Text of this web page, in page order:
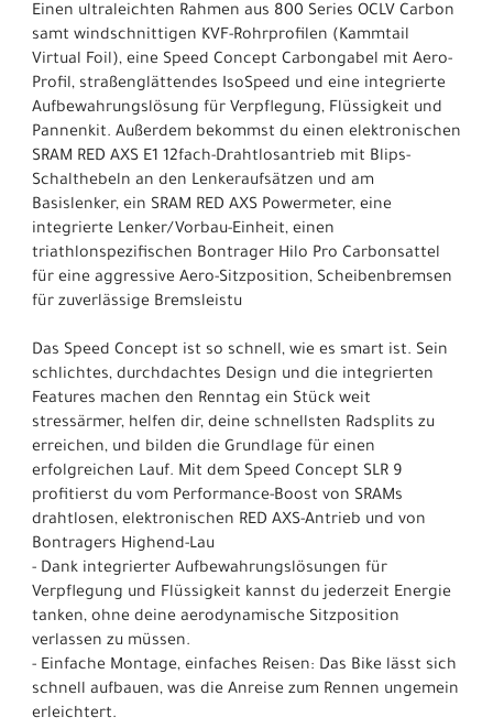
Einen ultraleichten Rahmen aus 800 Series OCLV Carbon
samt windschnittigen KVF-Rohrprofilen (Kammtail
Virtual Foil), eine Speed Concept Carbongabel mit Aero-
Profil, straßenglättendes IsoSpeed und eine integrierte
Aufbewahrungslösung für Verpflegung, Flüssigkeit und
Pannenkit. Außerdem bekommst du einen elektronischen
SRAM RED AXS E1 12fach-Drahtlosantrieb mit Blips-
Schalthebeln an den Lenkeraufsätzen und am
Basislenker, ein SRAM RED AXS Powermeter, eine
integrierte Lenker/Vorbau-Einheit, einen
triathlonspezifischen Bontrager Hilo Pro Carbonsattel
für eine aggressive Aero-Sitzposition, Scheibenbremsen
für zuverlässige Bremsleistu
Das Speed Concept ist so schnell, wie es smart ist. Sein
schlichtes, durchdachtes Design und die integrierten
Features machen den Renntag ein Stück weit
stressärmer, helfen dir, deine schnellsten Radsplits zu
erreichen, und bilden die Grundlage für einen
erfolgreichen Lauf. Mit dem Speed Concept SLR 9
profitierst du vom Performance-Boost von SRAMs
drahtlosen, elektronischen RED AXS-Antrieb und von
Bontragers Highend-Lau
- Dank integrierter Aufbewahrungslösungen für
Verpflegung und Flüssigkeit kannst du jederzeit Energie
tanken, ohne deine aerodynamische Sitzposition
verlassen zu müssen.
- Einfache Montage, einfaches Reisen: Das Bike lässt sich
schnell aufbauen, was die Anreise zum Rennen ungemein
erleichtert.